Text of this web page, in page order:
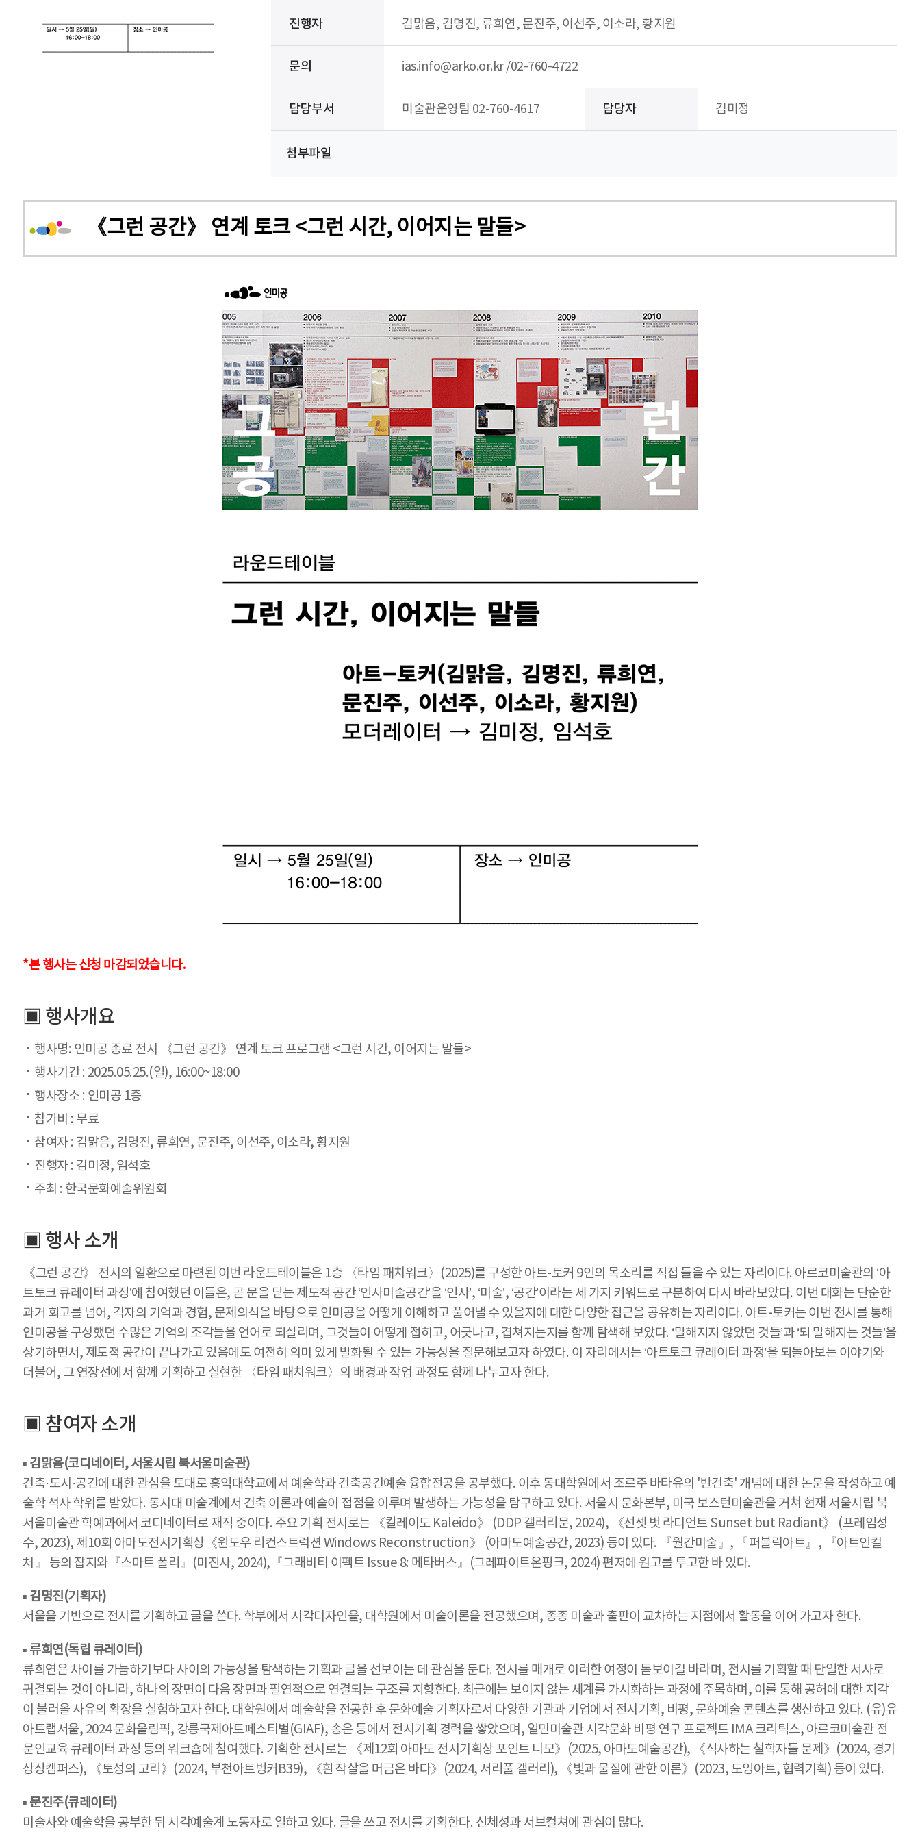
진행자 김맑음, 김명진, 류희연, 문진주, 이선주, 이소라, 황지원
문의 ias.info@arko.or.kr /02-760-4722
담당부서 미술관운영팀 02-760-4617 담당자 김미정
첨부파일
《그런 공간》 연계 토크 <그런 시간, 이어지는 말들>
*본 행사는 신청 마감되었습니다.
▣ 행사개요
행사명: 인미공 종료 전시 《그런 공간》 연계 토크 프로그램 <그런 시간, 이어지는 말들>
행사기간 : 2025.05.25.(일), 16:00~18:00
행사장소 : 인미공 1층
참가비 : 무료
참여자 : 김맑음, 김명진, 류희연, 문진주, 이선주, 이소라, 황지원
진행자 : 김미정, 임석호
주최 : 한국문화예술위원회
▣ 행사 소개
《그런 공간》 전시의 일환으로 마련된 이번 라운드테이블은 1층 〈타임 패치워크〉(2025)를 구성한 아트-토커 9인의 목소리를 직접 들을 수 있는 자리이다. 아르코미술관의 ‘아
트토크 큐레이터 과정’에 참여했던 이들은, 곧 문을 닫는 제도적 공간 ‘인사미술공간’을 ‘인사’, ‘미술’, ‘공간’이라는 세 가지 키워드로 구분하여 다시 바라보았다. 이번 대화는 단순한
과거 회고를 넘어, 각자의 기억과 경험, 문제의식을 바탕으로 인미공을 어떻게 이해하고 풀어낼 수 있을지에 대한 다양한 접근을 공유하는 자리이다. 아트-토커는 이번 전시를 통해
인미공을 구성했던 수많은 기억의 조각들을 언어로 되살리며, 그것들이 어떻게 접히고, 어긋나고, 겹쳐지는지를 함께 탐색해 보았다. ‘말해지지 않았던 것들’과 ‘되 말해지는 것들’을
상기하면서, 제도적 공간이 끝나가고 있음에도 여전히 의미 있게 발화될 수 있는 가능성을 질문해보고자 하였다. 이 자리에서는 ‘아트토크 큐레이터 과정’을 되돌아보는 이야기와
더불어, 그 연장선에서 함께 기획하고 실현한 〈타임 패치워크〉의 배경과 작업 과정도 함께 나누고자 한다.
▣ 참여자 소개
▪ 김맑음(코디네이터, 서울시립 북서울미술관)
건축·도시·공간에 대한 관심을 토대로 홍익대학교에서 예술학과 건축공간예술 융합전공을 공부했다. 이후 동대학원에서 조르주 바타유의 '반건축' 개념에 대한 논문을 작성하고 예
술학 석사 학위를 받았다. 동시대 미술계에서 건축 이론과 예술이 접점을 이루며 발생하는 가능성을 탐구하고 있다. 서울시 문화본부, 미국 보스턴미술관을 거쳐 현재 서울시립 북
서울미술관 학예과에서 코디네이터로 재직 중이다. 주요 기획 전시로는 《칼레이도 Kaleido》 (DDP 갤러리문, 2024), 《선셋 벗 라디언트 Sunset but Radiant》 (프레임성
수, 2023), 제10회 아마도전시기획상《윈도우 리컨스트럭션 Windows Reconstruction》 (아마도예술공간, 2023) 등이 있다. 『월간미술』, 『퍼블릭아트』, 『아트인컬
처』 등의 잡지와『스마트 폴리』(미진사, 2024),『그래비티 이펙트 Issue 8: 메타버스』(그레파이트온핑크, 2024) 편저에 원고를 투고한 바 있다.
▪ 김명진(기획자)
서울을 기반으로 전시를 기획하고 글을 쓴다. 학부에서 시각디자인을, 대학원에서 미술이론을 전공했으며, 종종 미술과 출판이 교차하는 지점에서 활동을 이어 가고자 한다.
▪ 류희연(독립 큐레이터)
류희연은 차이를 가늠하기보다 사이의 가능성을 탐색하는 기획과 글을 선보이는 데 관심을 둔다. 전시를 매개로 이러한 여정이 돋보이길 바라며, 전시를 기획할 때 단일한 서사로
귀결되는 것이 아니라, 하나의 장면이 다음 장면과 필연적으로 연결되는 구조를 지향한다. 최근에는 보이지 않는 세계를 가시화하는 과정에 주목하며, 이를 통해 공허에 대한 지각
이 불러올 사유의 확장을 실험하고자 한다. 대학원에서 예술학을 전공한 후 문화예술 기획자로서 다양한 기관과 기업에서 전시기획, 비평, 문화예술 콘텐츠를 생산하고 있다. (유)유
아트랩서울, 2024 문화올림픽, 강릉국제아트페스티벌(GIAF), 송은 등에서 전시기획 경력을 쌓았으며, 일민미술관 시각문화 비평 연구 프로젝트 IMA 크리틱스, 아르코미술관 전
문인교육 큐레이터 과정 등의 워크숍에 참여했다. 기획한 전시로는 《제12회 아마도 전시기획상 포인트 니모》(2025, 아마도예술공간), 《식사하는 철학자들 문제》(2024, 경기
상상캠퍼스), 《토성의 고리》(2024, 부천아트벙커B39), 《흰 작살을 머금은 바다》(2024, 서리풀 갤러리), 《빛과 물질에 관한 이론》(2023, 도잉아트, 협력기획) 등이 있다.
▪ 문진주(큐레이터)
미술사와 예술학을 공부한 뒤 시각예술계 노동자로 일하고 있다. 글을 쓰고 전시를 기획한다. 신체성과 서브컬쳐에 관심이 많다.